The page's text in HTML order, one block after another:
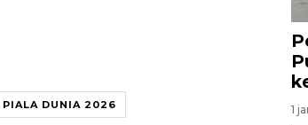
PIALA DUNIA 2026 1